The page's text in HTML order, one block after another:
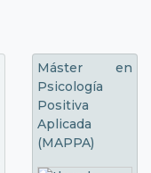
Máster en
Psicología
Positiva
Aplicada
(MAPPA)